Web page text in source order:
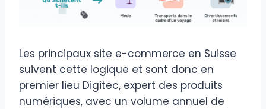
Les principaux site e-commerce en Suisse
suivent cette logique et sont donc en
premier lieu Digitec, expert des produits
numériques, avec un volume annuel de